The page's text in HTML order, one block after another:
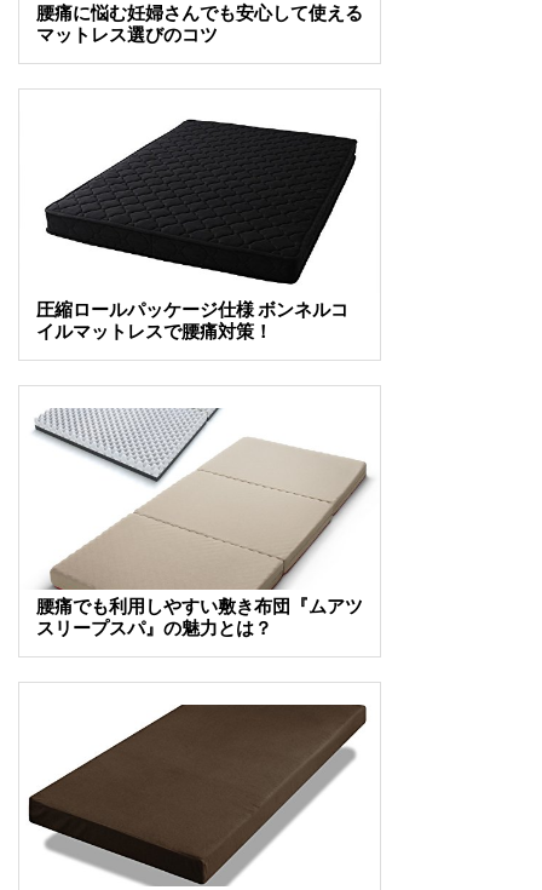
腰痛に悩む妊婦さんでも安心して使える
マットレス選びのコツ
圧縮ロールパッケージ仕様 ボンネルコ
イルマットレスで腰痛対策！
腰痛でも利用しやすい敷き布団『ムアツ
スリープスパ』の魅力とは？